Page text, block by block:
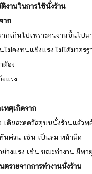
านในการใช้นั่งร้าน
าก
เกินไปเพราะคนงานขึ้นไปม
ม่คงทนแข็งแรง ไม่ได้มาตร
ต้อง
แรง
หตุเกิดจาก
เดินสะดุดวัสดุบนนั่งร้านแล้วพ
นด่วน เช่น เป็นลม หน้ามืด
ย่างแรง เช่น ขณะทำงาน มีพ
รายจากการทำงานนั่งร้าน